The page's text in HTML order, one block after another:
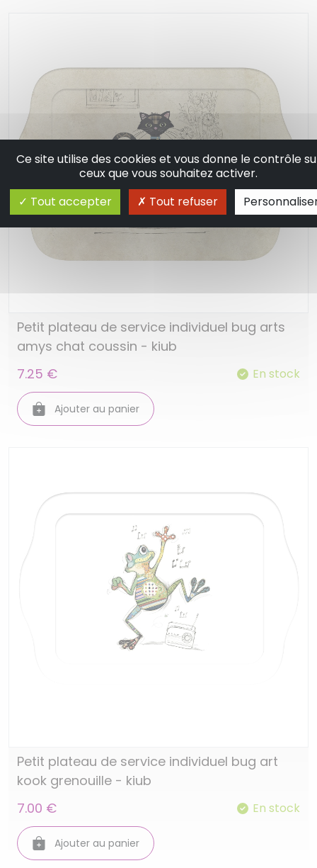
Petit plateau de service individuel bug arts
amys chat coussin - kiub
7.25 €
En stock
Ajouter au panier
Petit plateau de service individuel bug art
kook grenouille - kiub
7.00 €
En stock
Ajouter au panier
Ce site utilise des cookies et vous donne le contrôle
ceux que vous souhaitez activer.
Tout accepter
Tout refuser